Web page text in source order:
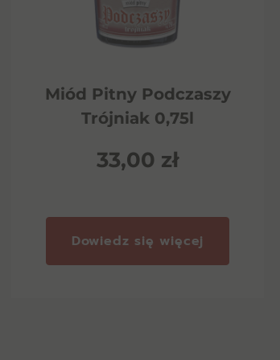
Miód Pitny Podczaszy
Trójniak 0,75l
33,00 zł
Dowiedz się więcej